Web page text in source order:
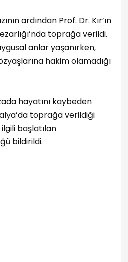
ardından Prof. Dr. Kır’ın
toprağa verildi.
anlar yaşanırken,
hakim olamadığı
hayatını kaybeden
toprağa verildiği
başlatılan
bildirildi.